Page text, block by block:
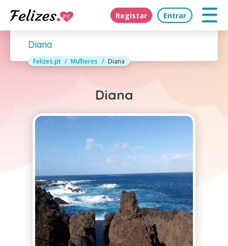
Registar Entrar
Diana
Felizes.pt Mulheres Diana
Diana